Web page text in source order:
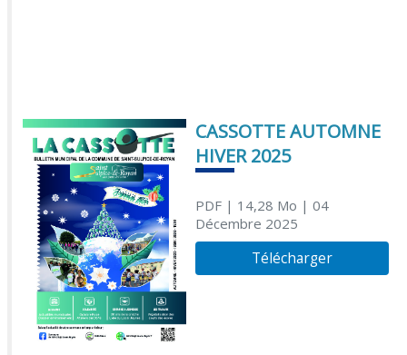
CASSOTTE AUTOMNE
HIVER 2025
PDF| 14,28 Mo | 04
Décembre 2025
Télécharger